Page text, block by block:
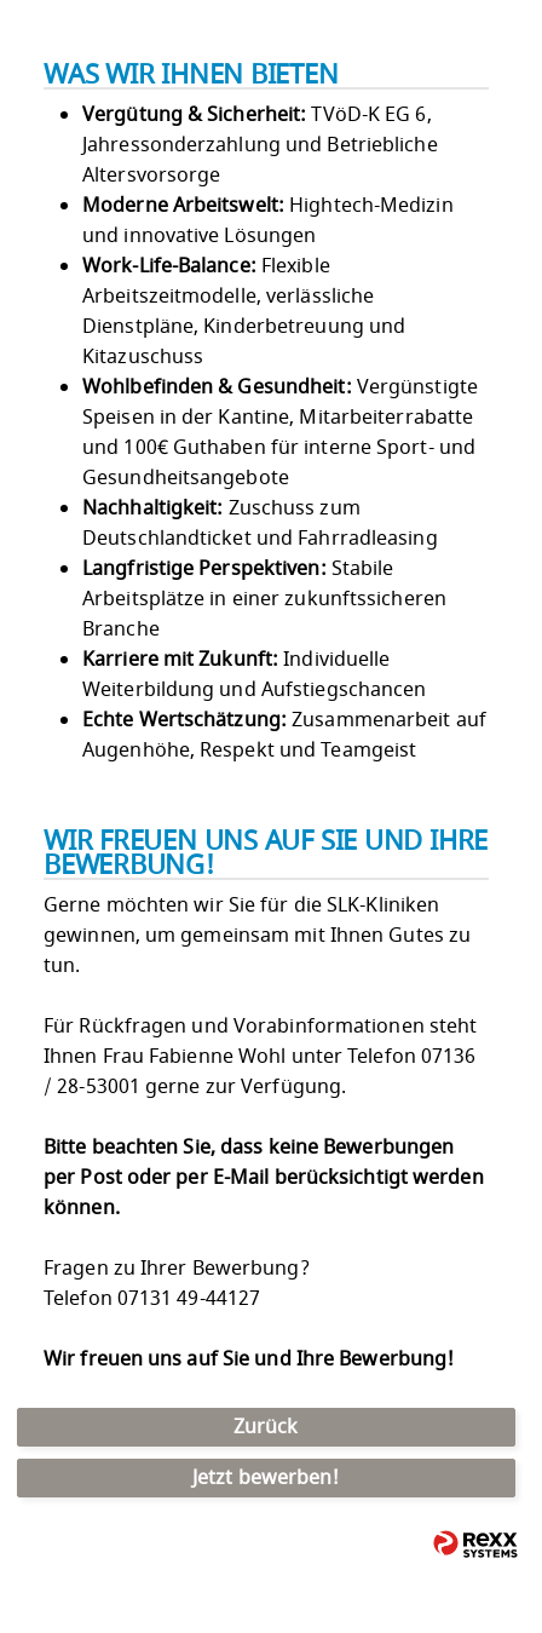
WAS WIR IHNEN BIETEN
Vergütung & Sicherheit: TVöD-K EG 6,
Jahressonderzahlung und Betriebliche
Altersvorsorge
Moderne Arbeitswelt: Hightech-Medizin
und innovative Lösungen
Work-Life-Balance: Flexible
Arbeitszeitmodelle, verlässliche
Dienstpläne, Kinderbetreuung und
Kitazuschuss
Wohlbefinden & Gesundheit: Vergünstigte
Speisen in der Kantine, Mitarbeiterrabatte
und 100€ Guthaben für interne Sport- und
Gesundheitsangebote
Nachhaltigkeit: Zuschuss zum
Deutschlandticket und Fahrradleasing
Langfristige Perspektiven: Stabile
Arbeitsplätze in einer zukunftssicheren
Branche
Karriere mit Zukunft: Individuelle
Weiterbildung und Aufstiegschancen
Echte Wertschätzung: Zusammenarbeit auf
Augenhöhe, Respekt und Teamgeist
WIR FREUEN UNS AUF SIE UND IHRE
BEWERBUNG!
Gerne möchten wir Sie für die SLK-Kliniken
gewinnen, um gemeinsam mit Ihnen Gutes zu
tun.
Für Rückfragen und Vorabinformationen steht
Ihnen Frau Fabienne Wohl unter Telefon 07136
/ 28-53001 gerne zur Verfügung.
Bitte beachten Sie, dass keine Bewerbungen
per Post oder per E-Mail berücksichtigt werden
können.
Fragen zu Ihrer Bewerbung?
Telefon 07131 49-44127
Wir freuen uns auf Sie und Ihre Bewerbung!
Zurück
Jetzt bewerben!